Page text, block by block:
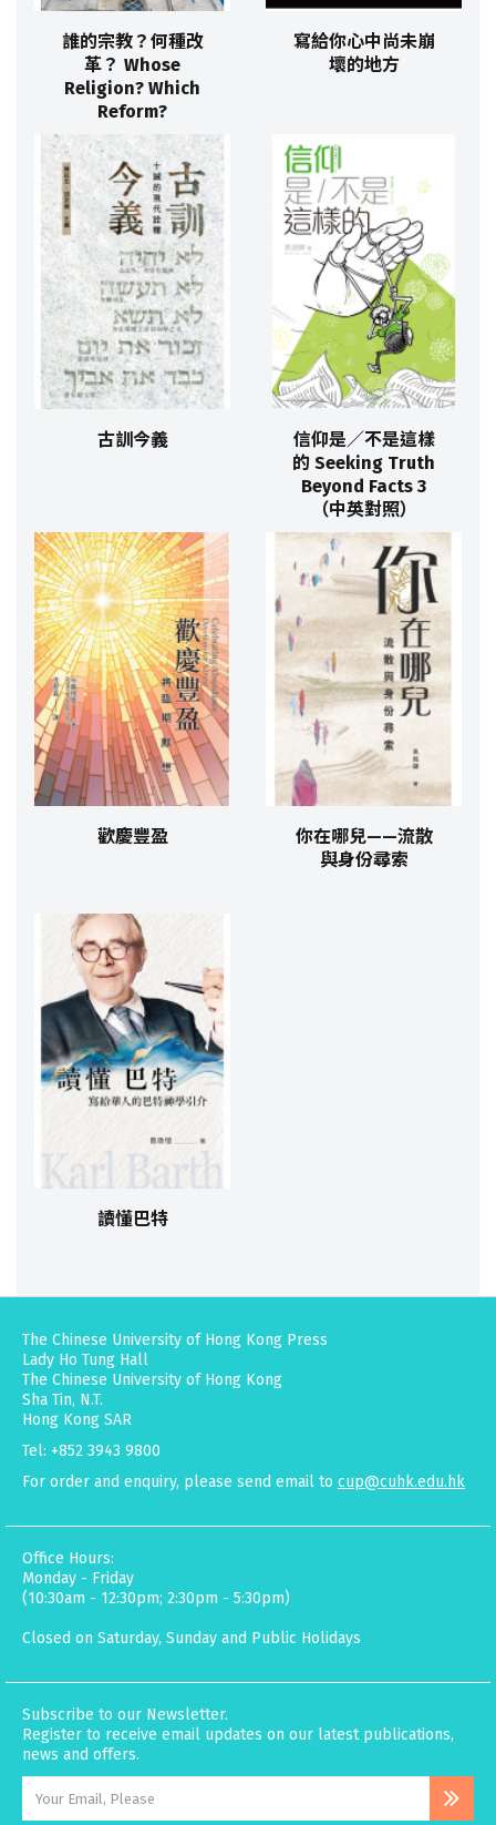
誰的宗教？何種改
革？ Whose
Religion? Which
Reform?
寫給你心中尚未崩
壞的地方
古訓今義
信仰是／不是這樣
的 Seeking Truth
Beyond Facts 3
（中英對照）
歡慶豐盈
你在哪兒——流散
與身份尋索
讀懂巴特
The Chinese University of Hong Kong Press
Lady Ho Tung Hall
The Chinese University of Hong Kong
Sha Tin, N.T.
Hong Kong SAR
Tel: +852 3943 9800
For order and enquiry, please send email to cup@cuhk.edu.hk
Office Hours:
Monday - Friday
(10:30am - 12:30pm; 2:30pm - 5:30pm)
Closed on Saturday, Sunday and Public Holidays
Subscribe to our Newsletter.
Register to receive email updates on our latest publications,
news and offers.